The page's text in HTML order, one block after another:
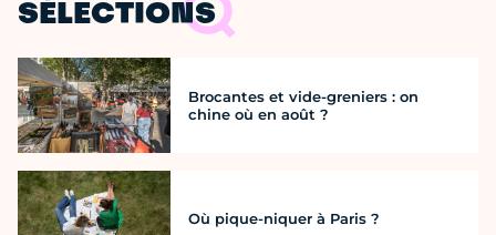
SÉLECTIONS
Brocantes et vide-greniers : on
chine où en août ?
Où pique-niquer à Paris ?